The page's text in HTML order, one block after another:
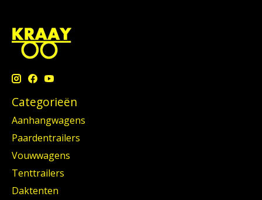
Categorieën
Aanhangwagens
Paardentrailers
Vouwwagens
Tenttrailers
Daktenten